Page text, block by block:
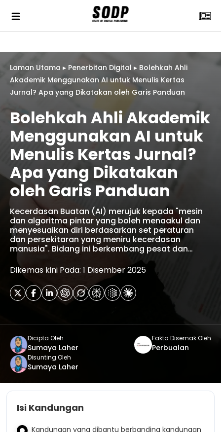
Laman Utama ▸ Penerbitan Digital ▸ Bolehkah Ahli
Akademik Menggunakan AI untuk Menulis Kertas
Jurnal? Apa yang Dikatakan oleh Garis Panduan
Bolehkah Ahli Akademik
Menggunakan AI untuk
Menulis Kertas Jurnal?
Apa yang Dikatakan
oleh Garis Panduan
Kecerdasan Buatan (AI) merujuk kepada "mesin
dan algoritma pintar yang boleh menaakul dan
menyesuaikan diri berdasarkan set peraturan
dan persekitaran yang meniru kecerdasan
manusia". Bidang ini berkembang pesat dan…
Dikemas kini Pada: 1 Disember 2025
Dicipta Oleh
Sumaya Laher
Fakta Disemak Oleh
Perbualan
Disunting Oleh
Sumaya Laher
Isi Kandungan
Kandungan yang dibantu berbanding kandungan